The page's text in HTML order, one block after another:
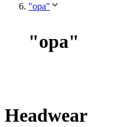
"opa"
"opa"
Headwear